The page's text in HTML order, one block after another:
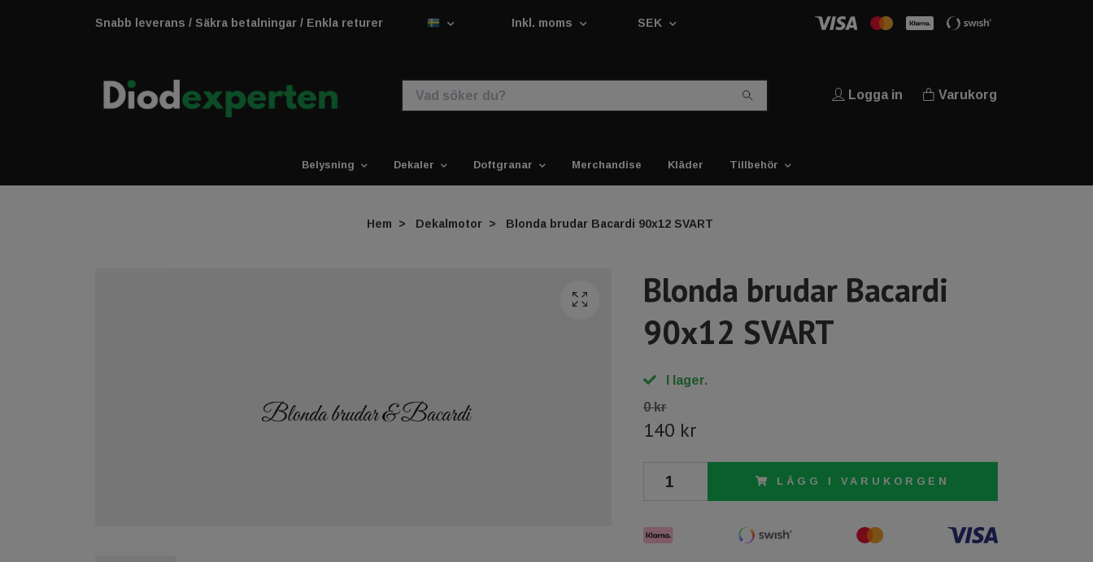
Snabb leverans / Säkra betalningar / Enkla returer Inkl. moms SEK
Logga in Varukorg
Belysning Dekaler Doftgranar Merchandise Kläder Tillbehör
Hem Dekalmotor Blonda brudar Bacardi 90x12 SVART
Blonda brudar Bacardi
90x12 SVART
I lager.
0 kr
140 kr
LÄGG I VARUKORGEN